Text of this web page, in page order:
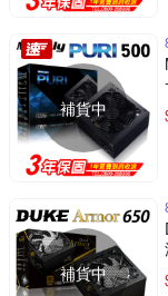
補貨中
補貨中